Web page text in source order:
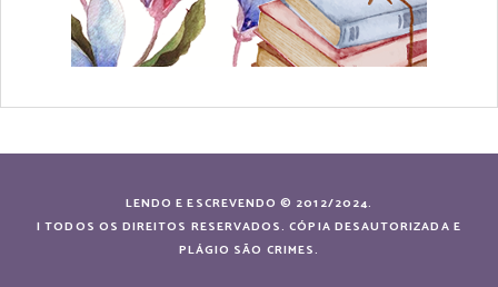
LENDO E ESCREVENDO © 2012/2024.
| TODOS OS DIREITOS RESERVADOS. CÓPIA DESAUTORIZADA E
PLÁGIO SÃO CRIMES.